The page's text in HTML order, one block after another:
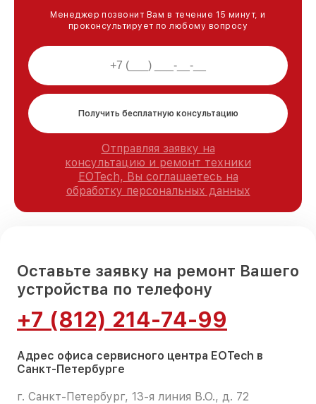
Менеджер позвонит Вам в течение 15 минут, и
проконсультирует по любому вопросу
Получить бесплатную консультацию
Отправляя заявку на
консультацию и ремонт техники
EOTech, Вы соглашаетесь на
обработку персональных данных
Оставьте заявку на ремонт Вашего
устройства по телефону
+7 (812) 214-74-99
Адрес офиса сервисного центра EOTech в
Санкт-Петербурге
г. Санкт-Петербург, 13-я линия В.О., д. 72